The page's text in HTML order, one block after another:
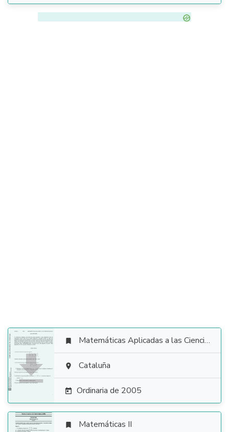

 Matemáticas Aplicadas a las Ciencias Sociales
 Cataluña
 Ordinaria de 2005
 Matemáticas II